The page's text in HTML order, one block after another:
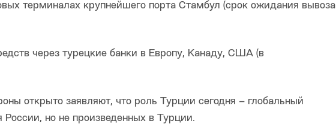
терминалах крупнейшего порта Стамбул (срок ожидания вывоза
через турецкие банки в Европу, Канаду, США (в
открыто заявляют, что роль Турции сегодня – глобальный
России, но не произведенных в Турции.